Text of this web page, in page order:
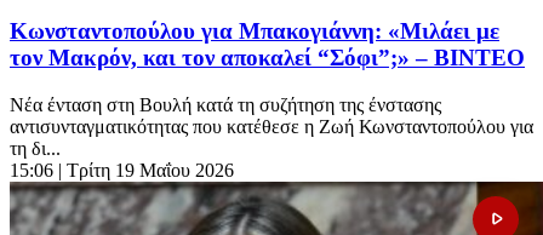
Κωνσταντοπούλου για Μπακογιάννη: «Μιλάει με
τον Μακρόν, και τον αποκαλεί “Σόφι”;» – ΒΙΝΤΕΟ
Νέα ένταση στη Βουλή κατά τη συζήτηση της ένστασης
αντισυνταγματικότητας που κατέθεσε η Ζωή Κωνσταντοπούλου για
τη δι...
15:06 | Τρίτη 19 Μαΐου 2026